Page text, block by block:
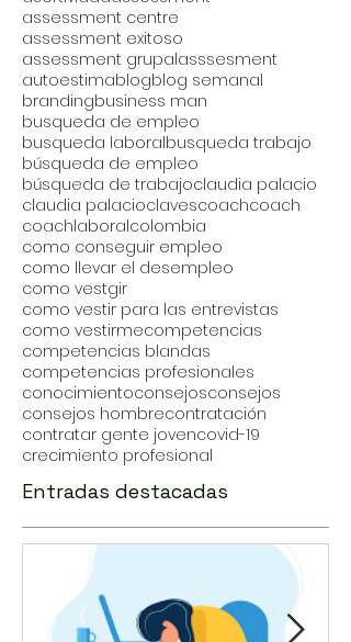
assessment centre
assessment exitoso
assessment grupalasssesment
autoestimablogblog semanal
brandingbusiness man
busqueda de empleo
busqueda laboralbusqueda trabajo
búsqueda de empleo
búsqueda de trabajoclaudia palacio
claudia palacioclavescoachcoach
coachlaboralcolombia
como conseguir empleo
como llevar el desempleo
como vestgir
como vestir para las entrevistas
como vestirmecompetencias
competencias blandas
competencias profesionales
conocimientoconsejosconsejos
consejos hombrecontratación
contratar gente jovencovid-19
crecimiento profesional
Entradas destacadas